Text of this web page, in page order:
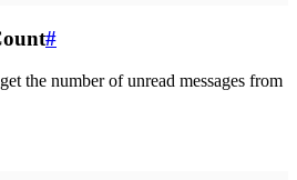
#
the number of unread messages from